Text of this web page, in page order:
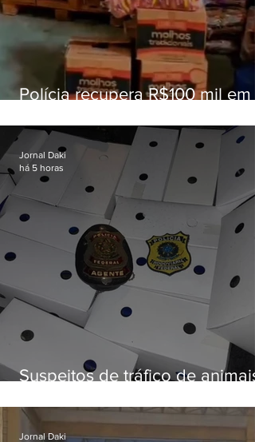
Polícia recupera R$100 mil em
Fluminense
Suspeitos de tráfico de animais
aves
Jornal Daki
há 5 horas
Jornal Daki